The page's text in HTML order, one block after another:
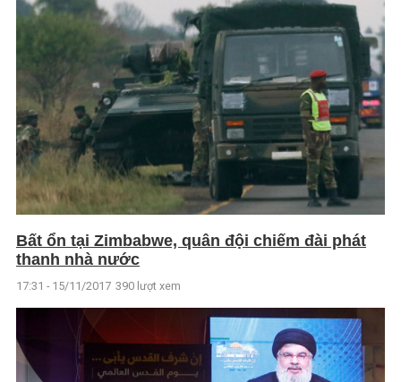
Bất ổn tại Zimbabwe, quân đội chiếm đài phát
thanh nhà nước
17:31 - 15/11/2017 390 lượt xem